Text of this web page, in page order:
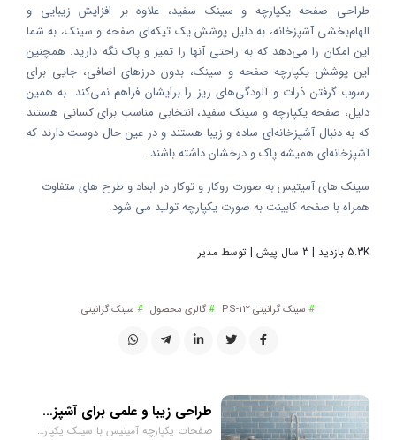
طراحی صفحه یکپارچه و سینک سفید، علاوه بر افزایش زیبایی و
الهام‌بخشی آشپزخانه، به دلیل پوشش یک تیکه‌ای صفحه و سینک، به شما
این امکان را می‌دهد که به راحتی آنها را تمیز و پاک نگه دارید. همچنین
این پوشش یکپارچه صفحه و سینک، بدون درزهای اضافی، جایی برای
رسوب گرفتن ذرات و آلودگی‌های ریز را برایشان فراهم نمی‌کند. به همین
دلیل، صفحه یکپارچه و سینک سفید، انتخابی مناسب برای کسانی هستند
که به دنبال آشپزخانه‌ای ساده و زیبا هستند و در عین حال دوست دارند که
آشپزخانه‌ای همیشه پاک و درخشان داشته باشند.
سینک های آمیتیس به صورت روکار و توکار در ابعاد و طرح های متفاوت
همراه با صفحه کابینت به صورت یکپارچه تولید می شود.
5.3K بازدید | 3 سال پیش | توسط مدیر
سینک گرانیتی PS-112 گالری محصول سینک گرانیتی
طراحی زیبا و علمی برای آشپزخانه شما
صفحات یکپارچه آمیتیس با سینک یکپارچه، یکی از محصولات با کیفیت و بازارپسند شرکت ماست. این صفحات با استفاده از تکنولوژی پیشرفته‌ی تولید، به صورت یک تیکه تولید می‌شوند و برخلاف محصولات دیگر، سینک به صورت جداگانه به صفحه نصب نمی‌شود. بلکه صفحه و سینک به صورت یکپارچه تولید شده و به عنوان یک تیکه به مشتریان تحویل داده می‌شود. این ویژگی منحصر به فرد، به معنی عدم وجود شیارها و درزها بین صفحه و سینک است که باعث شده برگشت آب داخل سینک، به راحتی به لوله‌های فاضلاب هدایت شود و از ایجاد نواحی پوستی برای باکتری‌ها جلوگیری شود. به علاوه، این صفحات با آنتی باکتریال سازگار با هر نوع شوینده تجهیز شده‌اند. این به معنی این است که شما می‌توانید از هر نوع شوینده‌ی خانگی برای شستشوی صفحه و سینک استفاده کنید بدون این که نگرانی در مورد تاثیرات آن بر روی سطح صفحه و سینک داشته باشید. با انتخاب صفحات یکپارچه آمیتیس با سینک یکپارچه، شما علاوه بر ایجاد یک آشپزخانه‌ی زیبا و سبک، از امکانات بهداشتی بهتری در آشپزخانه‌ی خود برخوردار می‌شوید که به کاربران اجازه می‌دهد تا به راحتی و با خیالی آسوده در آشپزخانه‌ی خود کار کنند.